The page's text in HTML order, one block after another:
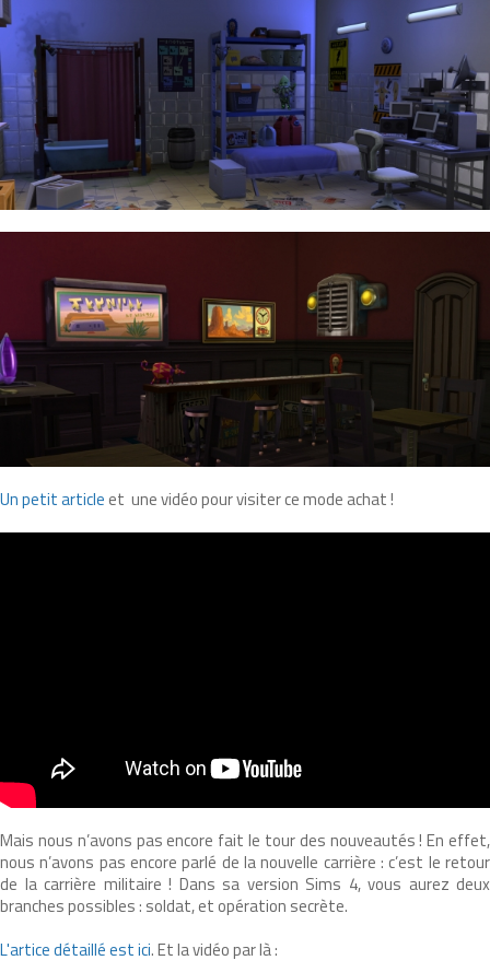
Un petit articleet une vidéo pour visiter ce mode achat !
Mais nous n’avons pas encore fait le tour des nouveautés ! En effet,
nous n’avons pas encore parlé de la nouvelle carrière : c’est le retour
de la carrière militaire ! Dans sa version Sims 4, vous aurez deux
branches possibles : soldat, et opération secrète.
L'artice détaillé est ici. Et la vidéo par là :